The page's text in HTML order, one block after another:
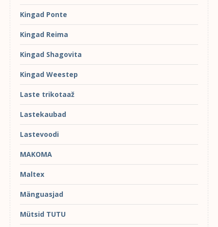
Kingad Ponte
Kingad Reima
Kingad Shagovita
Kingad Weestep
Laste trikotaaž
Lastekaubad
Lastevoodi
MAKOMA
Maltex
Mänguasjad
Mütsid TUTU